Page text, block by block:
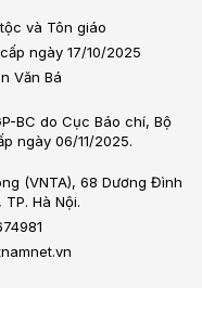
và Tôn giáo
ngày 17/10/2025
Văn Bá
BC do Cục Báo chí, Bộ
ngày 06/11/2025.
(VNTA), 68 Dương Đình
Hà Nội.